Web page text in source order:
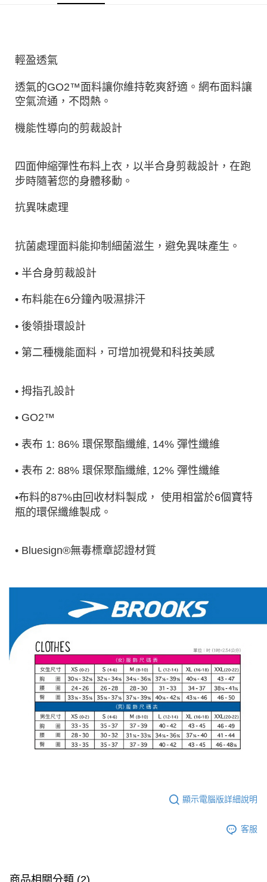
輕盈透氣
透氣的GO2™面料讓你維持乾爽舒適。網布面料讓
空氣流通，不悶熱。
機能性導向的剪裁設計
四面伸縮彈性布料上衣，以半合身剪裁設計，在跑
步時隨著您的身體移動。
抗異味處理
抗菌處理面料能抑制細菌滋生，避免異味產生。
• 半合身剪裁設計
• 布料能在6分鐘內吸濕排汗
• 後領掛環設計
• 第二種機能面料，可增加視覺和科技美感
• 拇指孔設計
• GO2™
• 表布 1: 86% 環保聚酯纖維, 14% 彈性纖維
• 表布 2: 88% 環保聚酯纖維, 12% 彈性纖維
•布料的87%由回收材料製成， 使用相當於6個寶特
瓶的環保纖維製成。
• Bluesign®無毒標章認證材質
顯示電腦版詳細說明
客服
商品相關分類 (2)